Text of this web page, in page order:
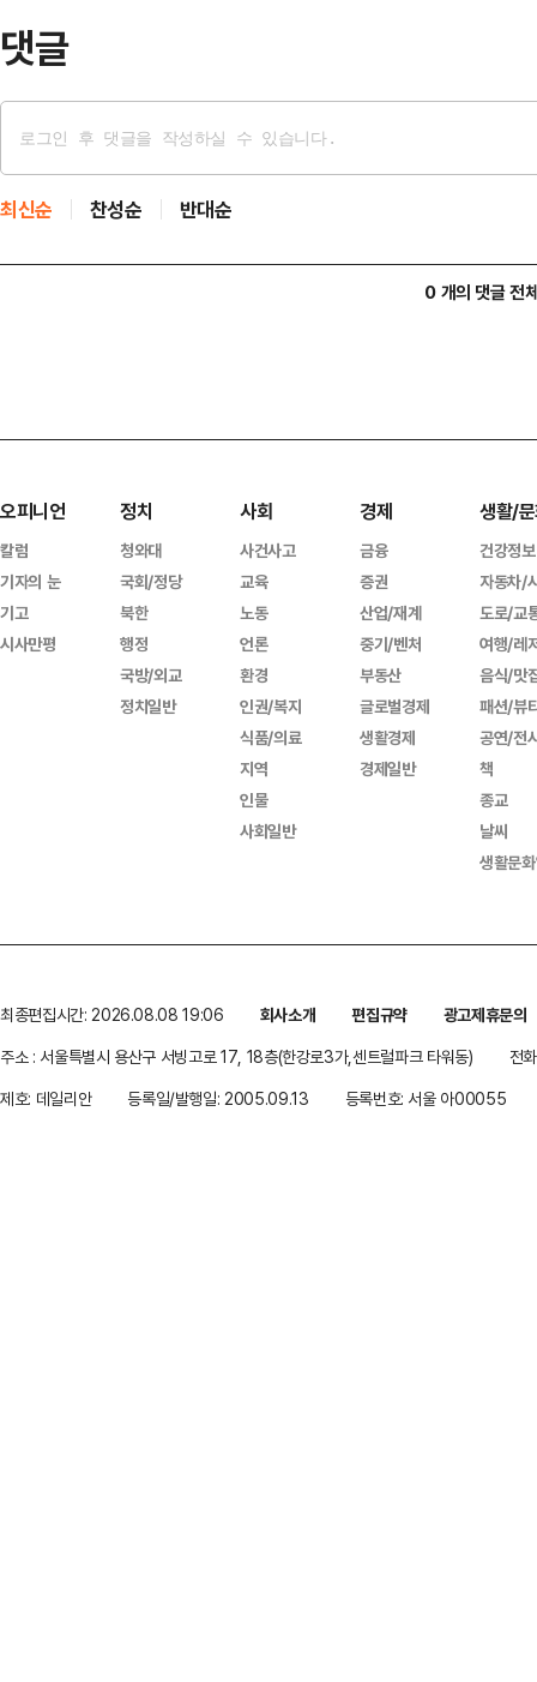
댓글
최신순 찬성순 반대순
0 개의 댓글 전
오피니언
칼럼
기자의 눈
기고
시사만평
정치
청와대
국회/정당
북한
행정
국방/외교
정치일반
사회
사건사고
교육
노동
언론
환경
인권/복지
식품/의료
지역
인물
사회일반
경제
금융
증권
산업/재계
중기/벤처
부동산
글로벌경제
생활경제
경제일반
생활/
건강정보
자동차/
도로/교
여행/레
음식/맛
패션/뷰
공연/전
책
종교
날씨
생활문
최종편집시간: 2026.08.08 19:06 회사소개 편집규약
광고제휴문의
주소 : 서울특별시 용산구 서빙고로 17, 18층(한강로3가,센트럴파크 타워동)
전
제호: 데일리안
등록일/발행일: 2005.09.13 등록번호: 서울 아00055